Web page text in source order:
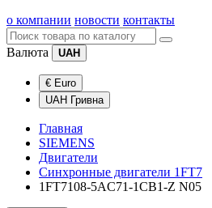
о компании новости контакты
Валюта UAH
€ Euro
UAH Гривна
Главная
SIEMENS
Двигатели
Синхронные двигатели 1FT7
1FT7108-5AC71-1CB1-Z N05